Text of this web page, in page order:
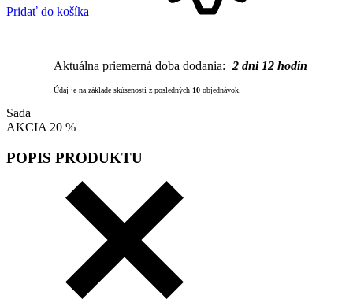
Pridať do košíka
Aktuálna priemerná doba dodania: 2 dni 12 hodín
Údaj je na základe skúsenosti z posledných 10 objednávok.
Sada
AKCIA 20 %
POPIS PRODUKTU